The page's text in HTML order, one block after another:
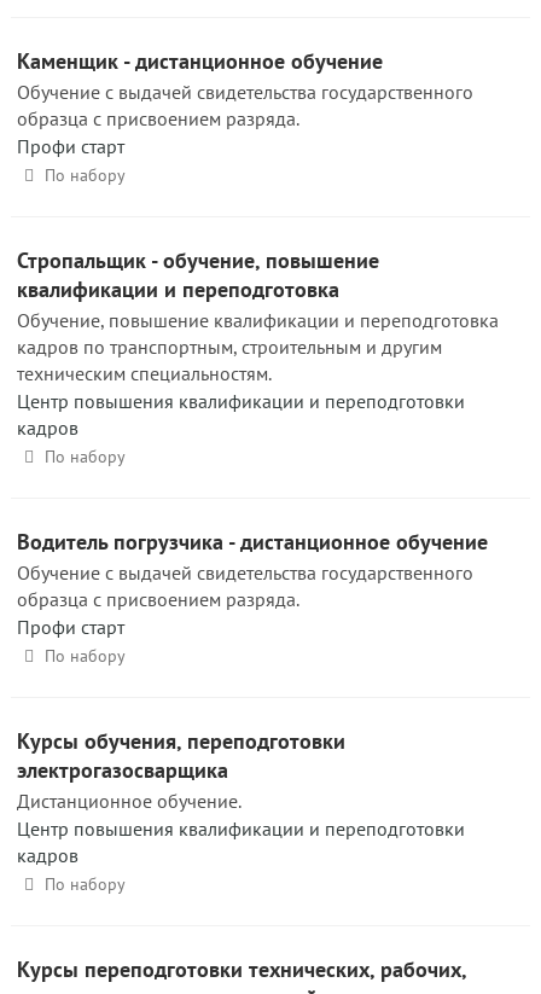
Каменщик - дистанционное обучение
Обучение с выдачей свидетельства государственного
образца с присвоением разряда.
Профи старт
По набору
Стропальщик - обучение, повышение
квалификации и переподготовка
Обучение, повышение квалификации и переподготовка
кадров по транспортным, строительным и другим
техническим специальностям.
Центр повышения квалификации и переподготовки
кадров
По набору
Водитель погрузчика - дистанционное обучение
Обучение с выдачей свидетельства государственного
образца с присвоением разряда.
Профи старт
По набору
Курсы обучения, переподготовки
электрогазосварщика
Дистанционное обучение.
Центр повышения квалификации и переподготовки
кадров
По набору
Курсы переподготовки технических, рабочих,